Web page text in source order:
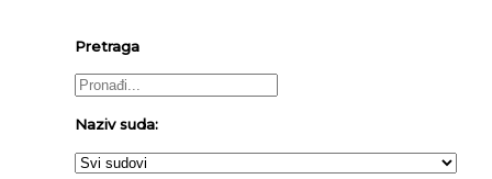
Pretraga
Naziv suda: